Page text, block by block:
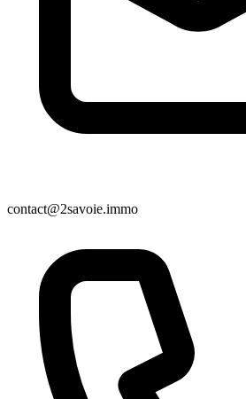
contact@2savoie.immo